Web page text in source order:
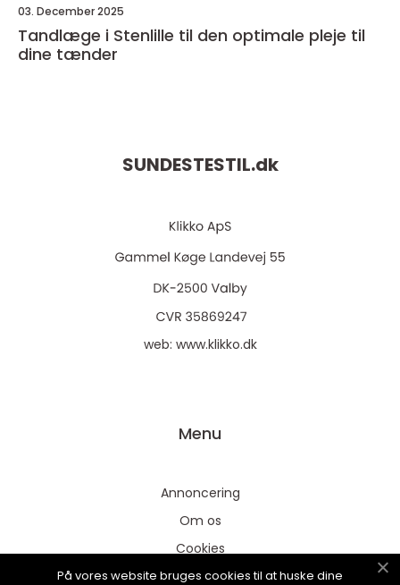
03. December 2025
Tandlæge i Stenlille til den optimale pleje til
dine tænder
SUNDESTESTIL.dk
web: www.klikko.dk
Menu
Annoncering
Om os
Cookies
Kontakt os
På vores website bruges cookies til at huske dine